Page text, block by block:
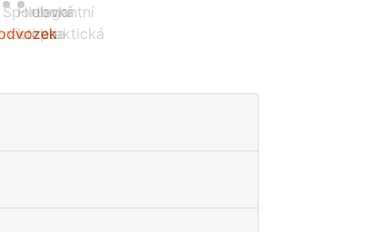
Sportovní
nástavba
Hluboká
korba
elegantní
i praktická